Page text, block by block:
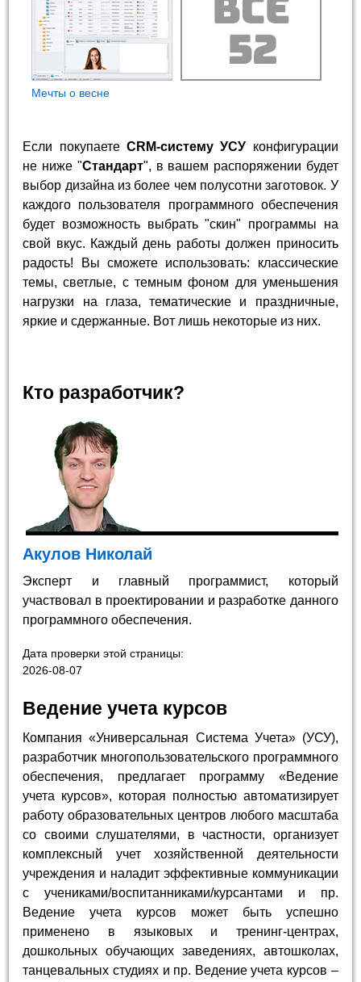
Мечты о весне
Если покупаете CRM-систему УСУ конфигурации
не ниже "Стандарт", в вашем распоряжении будет
выбор дизайна из более чем полусотни заготовок. У
каждого пользователя программного обеспечения
будет возможность выбрать "скин" программы на
свой вкус. Каждый день работы должен приносить
радость! Вы сможете использовать: классические
темы, светлые, с темным фоном для уменьшения
нагрузки на глаза, тематические и праздничные,
яркие и сдержанные. Вот лишь некоторые из них.
Кто разработчик?
Акулов Николай
Эксперт и главный программист, который
участвовал в проектировании и разработке данного
программного обеспечения.
Дата проверки этой страницы:
2026-08-07
Ведение учета курсов
Компания «Универсальная Система Учета» (УСУ),
разработчик многопользовательского программного
обеспечения, предлагает программу «Ведение
учета курсов», которая полностью автоматизирует
работу образовательных центров любого масштаба
со своими слушателями, в частности, организует
комплексный учет хозяйственной деятельности
учреждения и наладит эффективные коммуникации
с учениками/воспитанниками/курсантами и пр.
Ведение учета курсов может быть успешно
применено в языковых и тренинг-центрах,
дошкольных обучающих заведениях, автошколах,
танцевальных студиях и пр. Ведение учета курсов –